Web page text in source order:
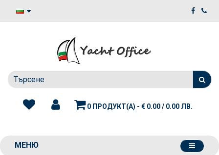
0 ПРОДУКТ(А) - € 0.00 / 0.00 ЛВ.
МЕНЮ